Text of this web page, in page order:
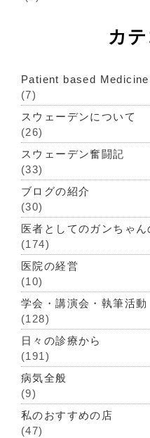
カ
Patient based Medicine
(7)
スウェーデンについて
(26)
スウェーデン奮闘記
(33)
ブログの紹介
(30)
医者としてのガンちゃん
(174)
医院の経営
(10)
学会・講演会・執筆活動
(128)
日々の診療から
(191)
病気全般
(9)
私のおすすめの店
(47)